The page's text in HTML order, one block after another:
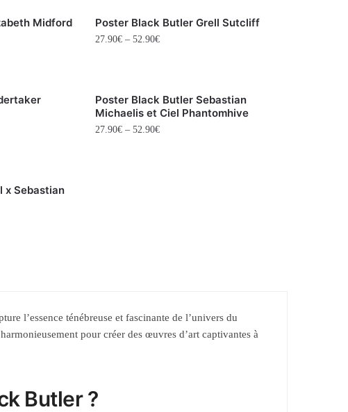
Midford Poster Black Butler Grell Sutcliff
27.90€ –52.90€
Poster Black Butler Sebastian
Michaelis et Ciel Phantomhive
27.90€ –52.90€
x Sebastian
l’essence ténébreuse et fascinante de l’univers du
pour créer des œuvres d’art captivantes à
Butler ?